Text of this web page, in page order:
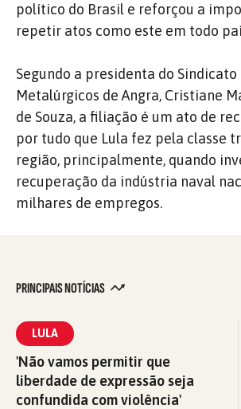
político do Brasil e reforçou a
repetir atos como este em todo
Segundo a presidenta do Sindicato
Metalúrgicos de Angra, Cristiane
de Souza, a filiação é um ato de
por tudo que Lula fez pela classe
região, principalmente, quando
recuperação da indústria naval
milhares de empregos.
PRINCIPAIS NOTÍCIAS
LULA
'Não vamos permitir que
liberdade de expressão seja
confundida com violência'